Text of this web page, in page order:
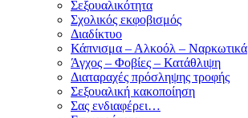
Σεξουαλικότητα
Σχολικός εκφοβισμός
Διαδίκτυο
Κάπνισμα – Αλκοόλ – Ναρκωτικά
Άγχος – Φοβίες – Κατάθλιψη
Διαταραχές πρόσληψης τροφής
Σεξουαλική κακοποίηση
Σας ενδιαφέρει…